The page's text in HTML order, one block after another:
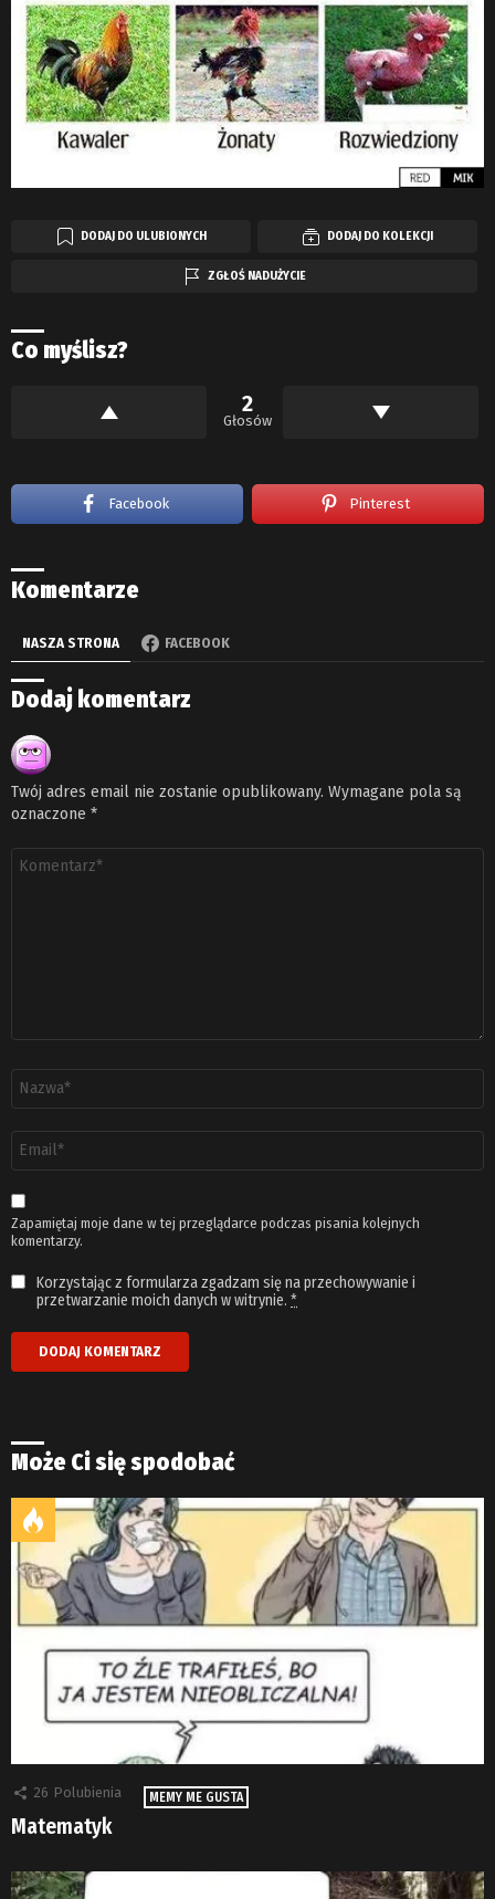
DODAJ DO ULUBIONYCH DODAJ DO KOLEKCJI
ZGŁOŚ NADUŻYCIE
Co myślisz?
2
Głosów
Facebook Pinterest
Komentarze
NASZA STRONA FACEBOOK
Dodaj komentarz
Twój adres email nie zostanie opublikowany. Wymagane pola są
oznaczone *
email
*
Zapamiętaj moje dane w tej przeglądarce podczas pisania kolejnych
komentarzy.
Korzystając z formularza zgadzam się na przechowywanie i
przetwarzanie moich danych w witrynie. *
Może Ci się spodobać
26 Polubienia MEMY ME GUSTA
Matematyk